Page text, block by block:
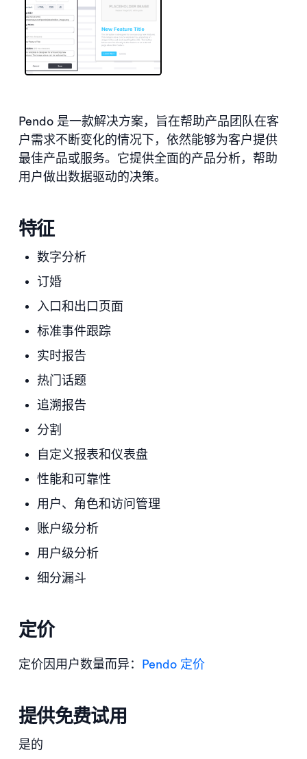
Pendo 是一款解决方案，旨在帮助产品团队在客
户需求不断变化的情况下，依然能够为客户提供
最佳产品或服务。它提供全面的产品分析，帮助
用户做出数据驱动的决策。
特征
数字分析
订婚
入口和出口页面
标准事件跟踪
实时报告
热门话题
追溯报告
分割
自定义报表和仪表盘
性能和可靠性
用户、角色和访问管理
账户级分析
用户级分析
细分漏斗
定价
定价因用户数量而异： Pendo 定价
提供免费试用
是的